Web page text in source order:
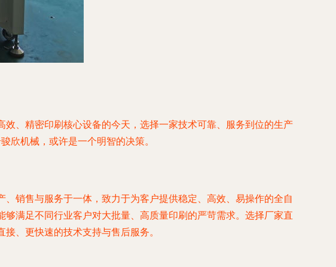
、精密印刷核心设备的今天，选择一家技术可靠、服务到位的生产
欣机械，或许是一个明智的决策。
销售与服务于一体，致力于为客户提供稳定、高效、易操作的全自
满足不同行业客户对大批量、高质量印刷的严苛需求。选择厂家直
、更快速的技术支持与售后服务。